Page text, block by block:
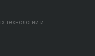
технологий и